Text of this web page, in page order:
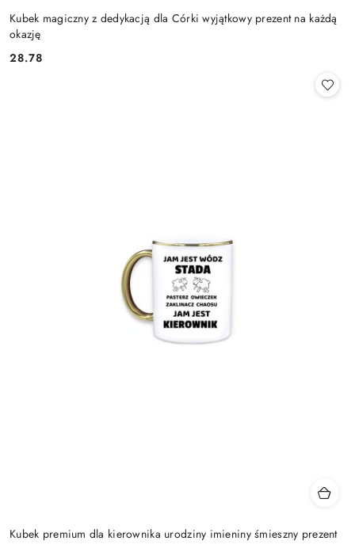
Kubek magiczny z dedykacją dla Córki wyjątkowy prezent na każdą
okazję
Cena:
28.78
Kubek premium dla kierownika urodziny imieniny śmieszny prezent